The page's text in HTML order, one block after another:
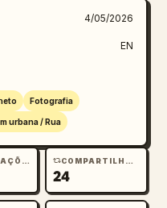
4/05/2026
EN
Fotografia
urbana / Rua
VISUALIZAÇÕES COMPARTILHAMENTOS
24